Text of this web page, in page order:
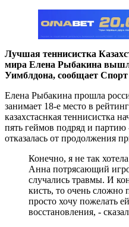
Лучшая теннисистка
мира Елена Рыбакина
Уимблдона, сообщает
Елена Рыбакина прошла
занимает 18-е место в
казахстаснкая теннисистка
пять геймов подряд и
отказалась от продолжения
Конечно, я не так
Анна потрясающий
случались травмы. И
кисть, то очень сложно
просто хочу пожелать
восстановления, -